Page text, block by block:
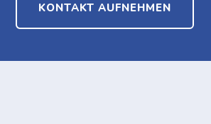
KONTAKT AUFNEHMEN